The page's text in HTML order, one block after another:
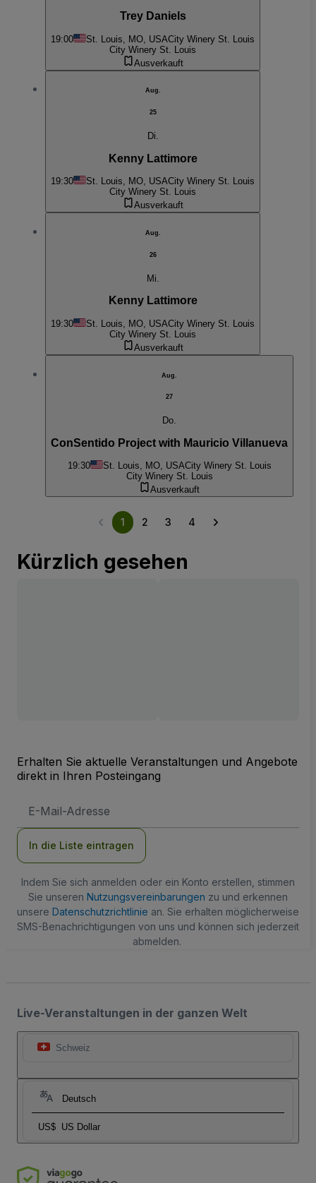
Trey Daniels
19:00 St. Louis, MO, USACity Winery St. Louis
City Winery St. Louis
Ausverkauft
Aug.
25
Di.
Kenny Lattimore
19:30 St. Louis, MO, USACity Winery St. Louis
City Winery St. Louis
Ausverkauft
Aug.
26
Mi.
Kenny Lattimore
19:30 St. Louis, MO, USACity Winery St. Louis
City Winery St. Louis
Ausverkauft
Aug.
27
Do.
ConSentido Project with Mauricio Villanueva
19:30 St. Louis, MO, USACity Winery St. Louis
City Winery St. Louis
Ausverkauft
1 2 3 4
Kürzlich gesehen
Erhalten Sie aktuelle Veranstaltungen und Angebote
direkt in Ihren Posteingang
Mail-
In die Liste eintragen
Indem Sie sich anmelden oder ein Konto erstellen, stimmen
Sie unseren Nutzungsvereinbarungen zu und erkennen
unsere Datenschutzrichtlinie an. Sie erhalten möglicherweise
SMS-Benachrichtigungen von uns und können sich jederzeit
abmelden.
Live-Veranstaltungen in der ganzen Welt
Schweiz
Deutsch
US$ US Dollar